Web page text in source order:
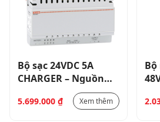
Bộ sạc 24VDC 5A
CHARGER – Nguồn
cấp 230VAC- ADVC
CHARGE MONITOR.
5.699.000 ₫ Xem thêm
Bộ